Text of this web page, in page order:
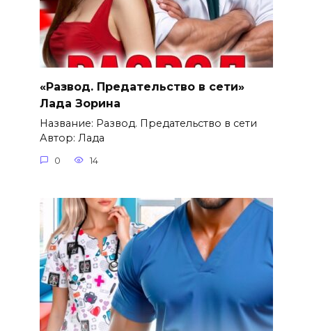
«Развод. Предательство в сети»
Лада Зорина
Название: Развод. Предательство в сети
Автор: Лада
0 14